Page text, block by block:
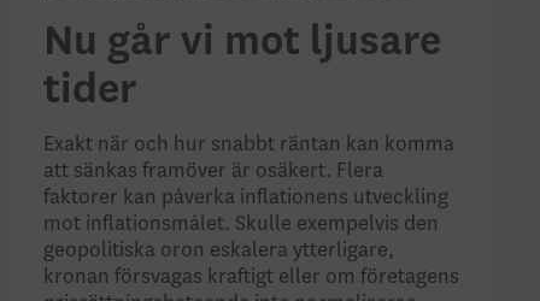
Nu går vi mot ljusare
tider
Exakt när och hur snabbt räntan kan komma
att sänkas framöver är osäkert. Flera
faktorer kan påverka inflationens utveckling
mot inflationsmålet. Skulle exempelvis den
geopolitiska oron eskalera ytterligare,
kronan försvagas kraftigt eller om företagens